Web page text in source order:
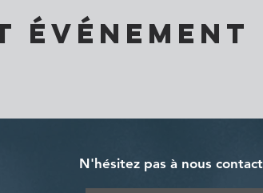
événement
N'hésitez pas à nous